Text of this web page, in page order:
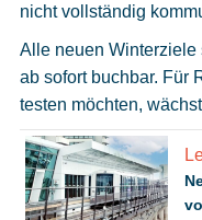
nicht vollständig
Alle neuen
ab sofort buchbar. Für
testen möchten,